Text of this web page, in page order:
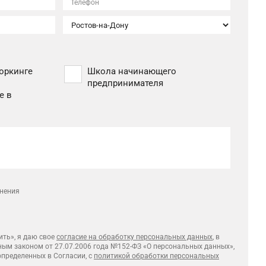
Телефон
в
Школа начинающего
предпринимателя
я даю свое согласие на обработку персональных данных, в
законом от 27.07.2006 года №152-ФЗ «О персональных данных»,
в Согласии, с политикой обработки персональных